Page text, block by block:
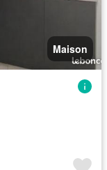
Maison